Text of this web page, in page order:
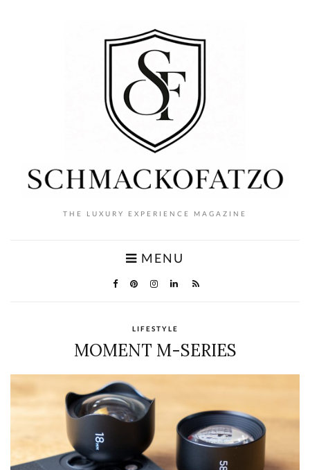
THE LUXURY EXPERIENCE MAGAZINE
MENU
LIFESTYLE
MOMENT M-SERIES